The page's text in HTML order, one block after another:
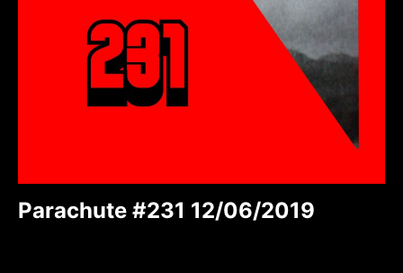
Parachute #231 12/06/2019